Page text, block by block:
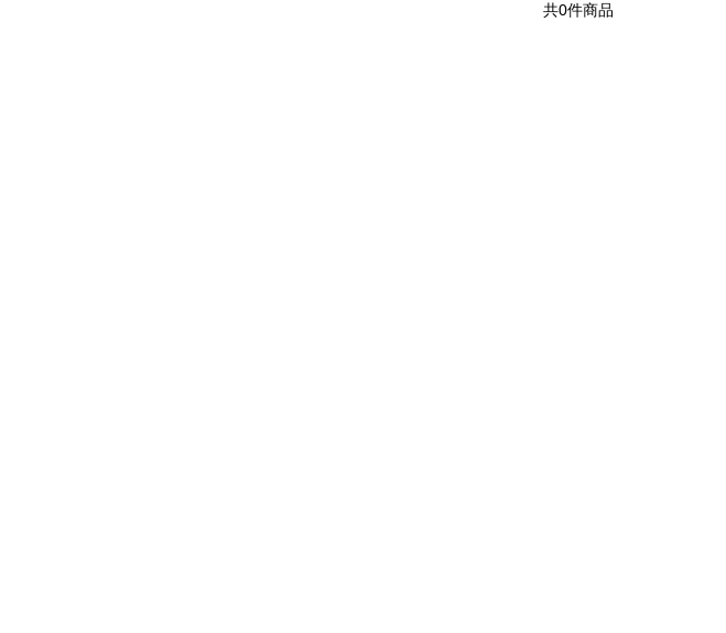
共0件商品